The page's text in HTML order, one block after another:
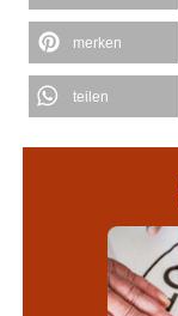
merken
teilen